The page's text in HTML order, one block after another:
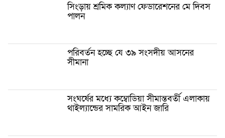
সিংড়ায় শ্রমিক কল্যাণ ফেডারেশনের মে দিবস
পালন
পরিবর্তন হচ্ছে যে ৩৯ সংসদীয় আসনের
সীমানা
সংঘর্ষের মধ্যে কম্বোডিয়া সীমান্তবর্তী এলাকায়
থাইল্যান্ডের সামরিক আইন জারি